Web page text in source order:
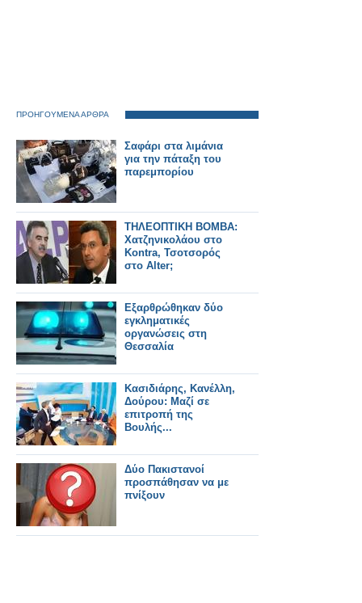
ΠΡΟΗΓΟΥΜΕΝΑ ΑΡΘΡΑ
Σαφάρι στα λιμάνια
για την πάταξη του
παρεμπορίου
ΤΗΛΕΟΠΤΙΚΗ ΒΟΜΒΑ:
Χατζηνικολάου στο
Kontra, Τσοτσορός
στο Alter;
Εξαρθρώθηκαν δύο
εγκληματικές
οργανώσεις στη
Θεσσαλία
Κασιδιάρης, Κανέλλη,
Δούρου: Μαζί σε
επιτροπή της
Βουλής...
Δύο Πακιστανοί
προσπάθησαν να με
πνίξουν